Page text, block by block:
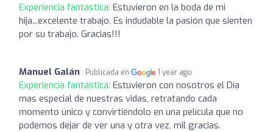
Experiencia fantástica: Estuvieron en la boda de mi
hija...excelente trabajo. Es indudable la pasión que sienten
por su trabajo. Gracias!!!
Manuel Galán Publicada en 1 year ago
Experiencia fantástica: Estuvieron con nosotros el Día
mas especial de nuestras vidas, retratando cada
momento único y convirtiéndolo en una película que no
podemos dejar de ver una y otra vez, mil gracias.